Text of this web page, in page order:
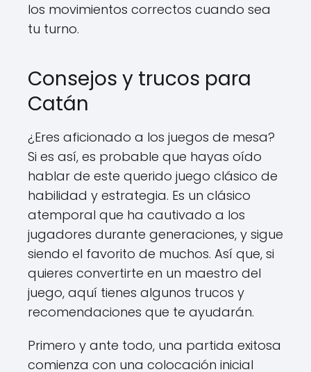
los movimientos correctos cuando sea
tu turno.
Consejos y trucos para
Catán
¿Eres aficionado a los juegos de mesa?
Si es así, es probable que hayas oído
hablar de este querido juego clásico de
habilidad y estrategia. Es un clásico
atemporal que ha cautivado a los
jugadores durante generaciones, y sigue
siendo el favorito de muchos. Así que, si
quieres convertirte en un maestro del
juego, aquí tienes algunos trucos y
recomendaciones que te ayudarán.
Primero y ante todo, una partida exitosa
comienza con una colocación inicial